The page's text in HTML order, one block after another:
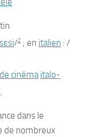
sɛsi/2 ; en italien : /
cinéma italo-
.
dans le
de nombreux